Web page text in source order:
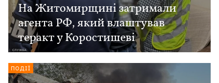
На Житомирщині затримали
агента РФ, який влаштував
теракт у Коростишеві
ПОДІЇ